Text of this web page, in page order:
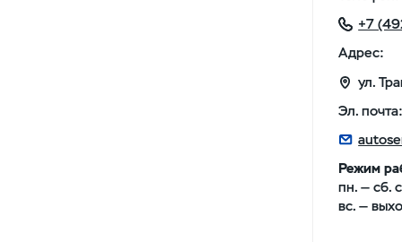
+7
Адрес:
ул.
Эл. почта:
Режим
пн. — сб.
вс. —